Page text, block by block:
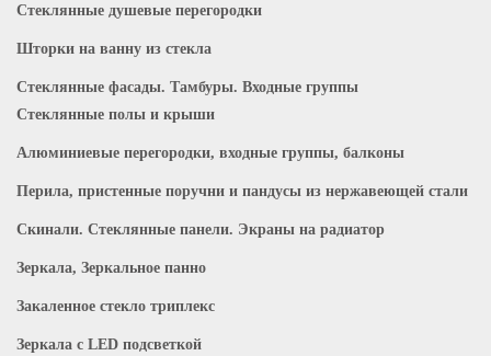
Стеклянные душевые перегородки
Шторки на ванну из стекла
Стеклянные фасады. Тамбуры. Входные группы
Стеклянные полы и крыши
Алюминиевые перегородки, входные группы, балконы
Перила, пристенные поручни и пандусы из нержавеющей стали
Скинали. Стеклянные панели. Экраны на радиатор
Зеркала, Зеркальное панно
Закаленное стекло триплекс
Зеркала с LED подсветкой